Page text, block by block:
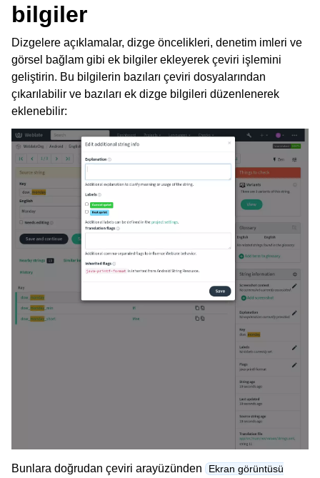
bilgiler
Dizgelere açıklamalar, dizge öncelikleri, denetim imleri ve
görsel bağlam gibi ek bilgiler ekleyerek çeviri işlemini
geliştirin. Bu bilgilerin bazıları çeviri dosyalarından
çıkarılabilir ve bazıları ek dizge bilgileri düzenlenerek
eklenebilir:
Bunlara doğrudan çeviri arayüzünden
Ekran görüntüsü